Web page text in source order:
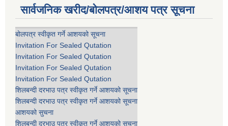
सार्वजनिक खरीद/बोलपत्र/आशय पत्र सूचना
बोलपत्र स्वीकृत गर्ने आशयको सूचना
Invitation For Sealed Qutation
Invitation For Sealed Qutation
Invitation For Sealed Qutation
Invitation For Sealed Qutation
शिलबन्दी दरभाउ पत्र स्वीकृत गर्ने आशयको सूचना
शिलबन्दी दरभाउ पत्र स्वीकृत गर्ने आशयको सूचना
आशयको सुचना
शिलबन्दी दरभाउ पत्र स्वीकृत गर्ने आशयको सूचना